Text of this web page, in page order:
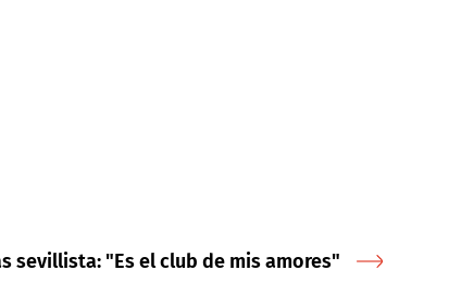
sevillista: "Es el club de mis amores"